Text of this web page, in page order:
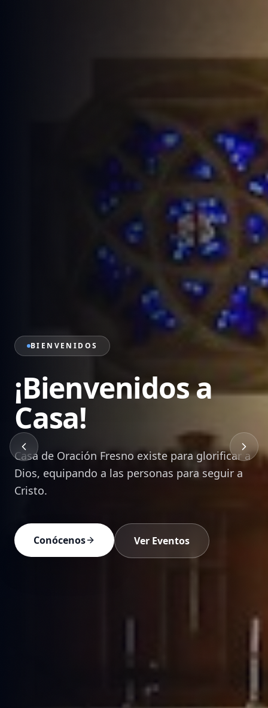
PRÉDICAS
Sana Doctrina de
la Palabra
Mensajes bíblicos que edifican, transforman y
equipan a cada creyente para vivir en Cristo.
Devocionales